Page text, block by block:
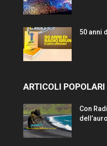
50 anni
ARTICOLI POPOLARI
Con